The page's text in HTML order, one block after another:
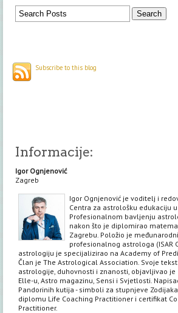
Subscribe to this blog
Informacije:
Igor Ognjenović
Zagreb
Igor Ognjenović je voditelj i
Centra za astrološku edukaciju
Profesionalnom bavljenju
nakon što je diplomirao
Zagrebu. Položio je
profesionalnog astrologa (ISAR
astrologiju je specijalizirao na Academy of
Član je The Astrological Association. Svoje
astrologije, duhovnosti i znanosti, objavljivao je
Elle-u, Astro magazinu, Sensi i Svjetlosti.
Pandorinih kutija - simboli za stupnjeve
diplomu Life Coaching Practitioner i certifikat
Practitioner.